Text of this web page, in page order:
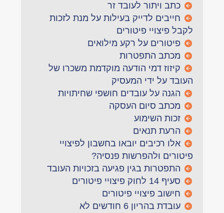
כתב ויתור לעובד זר
חייבים לדייק בעילות על מנת לזכות
לקבל פיצויי פיטורים
פיטורים על רקע מילואים
מכתב התפטרות
קיזוז דמי הודעה מוקדמת משכרו של
העובד על ידי המעסיק
הגנה על עובדים חושפי שחיתויות
מכתב סיום העסקה
זכות השימוע
הרעת תנאים
אלו רכיבים יובאו בחשבון לפיצויי
פיטורים ולהפרשות פנסיה?
התפטרות בגין פגיעה בזכויות העובד
סעיף 14 לחוק פיצויי פיטורים
חישוב פיצויי פיטורים
עובדת בהריון 6 חודשים לא